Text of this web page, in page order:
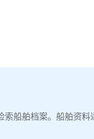
索船舶档案。船舶资料